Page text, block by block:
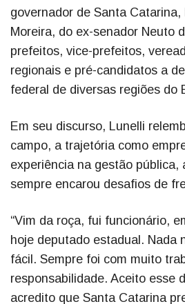
governador de Santa
Moreira, do ex-senador Neuto
prefeitos, vice-prefeitos,
regionais e pré-candidatos a
federal de diversas regiões do
Em seu discurso, Lunelli
campo, a trajetória como
experiência na gestão pública,
sempre encarou desafios de
“Vim da roça, fui funcionário,
hoje deputado estadual. Nada
fácil. Sempre foi com muito
responsabilidade. Aceito esse
acredito que Santa Catarina